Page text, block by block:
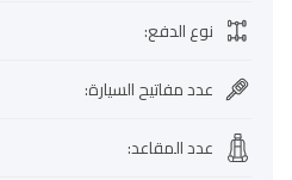
نوع الدفع:
عدد مفاتيح السيارة:
عدد المقاعد: